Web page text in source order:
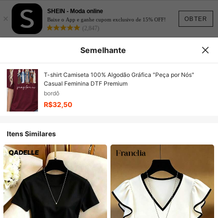
OBTER
×
SHEIN - Moda online
Baixe o App e ganhe cupom exclusivo de 15% OFF!
(2,847)
Semelhante
T-shirt Camiseta 100% Algodão Gráfica "Peça por Nós"
Casual Feminina DTF Premium
bordô
R$32,50
Itens Similares